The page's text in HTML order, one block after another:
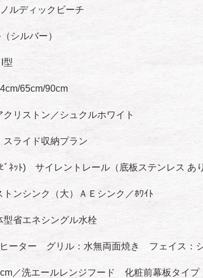
ディックビーチ
シルバー）
型
65cm/90cm
リストン／シュクルホワイト
ライド収納プラン
ﾞﾈｯﾄ) サイレントレール（底板ステンレス あり
ンシンク（大）ＡＥシンク／ﾎﾜｲﾄ
省エネシングル水栓
ーター グリル：水無両面焼き フェイス：
／洗エールレンジフード 化粧前幕板タイプ